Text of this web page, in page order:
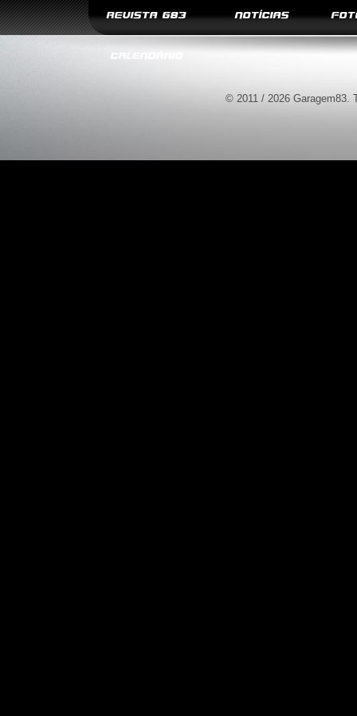
REVISTA G83 NOTÍCIAS
CALENDÁRIO
© 2011 / 2026 Garagem83.